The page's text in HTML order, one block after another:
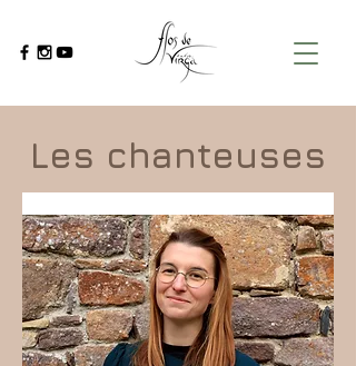
Les chanteuses